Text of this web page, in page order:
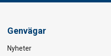
Genvägar
Nyheter